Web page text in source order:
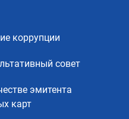
коррупции
совет
эмитента
карт